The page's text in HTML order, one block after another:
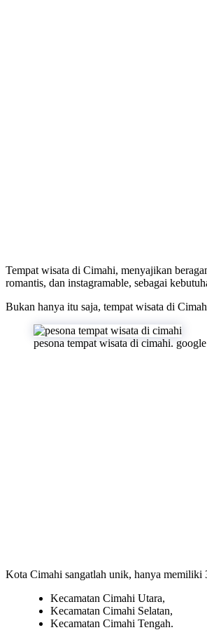
Tempat wisata di Cimahi, menyajikan
romantis, dan instagramable, sebagai
Bukan hanya itu saja, tempat wisata di
pesona tempat wisata di cimahi.
Kota Cimahi sangatlah unik, hanya memiliki
Kecamatan Cimahi Utara,
Kecamatan Cimahi Selatan,
Kecamatan Cimahi Tengah.